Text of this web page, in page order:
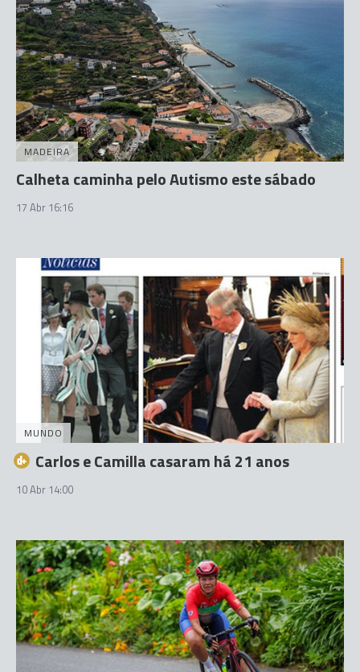
MADEIRA
Calheta caminha pelo Autismo este sábado
17 Abr 16:16
MUNDO
Carlos e Camilla casaram há 21 anos
10 Abr 14:00